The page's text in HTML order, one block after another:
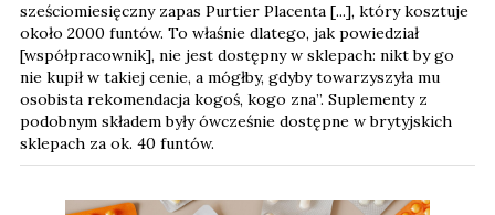
sześciomiesięczny zapas Purtier Placenta [...], który kosztuje
około 2000 funtów. To właśnie dlatego, jak powiedział
[współpracownik], nie jest dostępny w sklepach: nikt by go
nie kupił w takiej cenie, a mógłby, gdyby towarzyszyła mu
osobista rekomendacja kogoś, kogo zna”. Suplementy z
podobnym składem były ówcześnie dostępne w brytyjskich
sklepach za ok. 40 funtów.